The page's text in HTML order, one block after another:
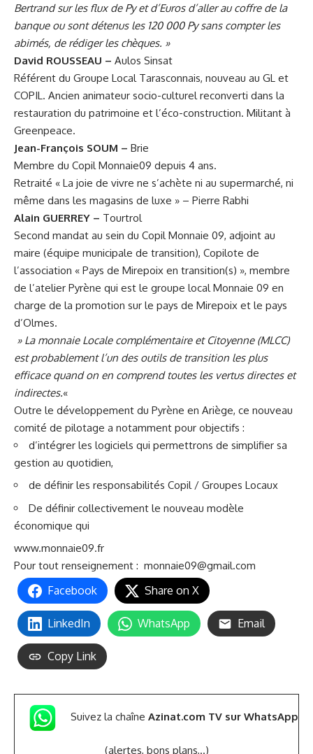
Bertrand sur les flux de Py et d’Euros d’aller au coffre de la
banque ou sont détenus les 120 000 Py sans compter les
abimés, de rédiger les chèques. »
David ROUSSEAU – Aulos Sinsat
Référent du Groupe Local Tarasconnais, nouveau au GL et
COPIL. Ancien animateur socio-culturel reconverti dans la
restauration du patrimoine et l’éco-construction. Militant à
Greenpeace.
Jean-François SOUM – Brie
Membre du Copil Monnaie09 depuis 4 ans.
Retraité « La joie de vivre ne s’achète ni au supermarché, ni
même dans les magasins de luxe » – Pierre Rabhi
Alain GUERREY – Tourtrol
Second mandat au sein du Copil Monnaie 09, adjoint au
maire (équipe municipale de transition), Copilote de
l’association « Pays de Mirepoix en transition(s) », membre
de l’atelier Pyrène qui est le groupe local Monnaie 09 en
charge de la promotion sur le pays de Mirepoix et le pays
d’Olmes.
» La monnaie Locale complémentaire et Citoyenne (MLCC)
est probablement l’un des outils de transition les plus
efficace quand on en comprend toutes les vertus directes et
indirectes.«
Outre le développement du Pyrène en Ariège, ce nouveau
comité de pilotage a notamment pour objectifs :
d’intégrer les logiciels qui permettrons de simplifier sa
gestion au quotidien,
de définir les responsabilités Copil / Groupes Locaux
De définir collectivement le nouveau modèle
économique qui
www.monnaie09.fr
Pour tout renseignement : monnaie09@gmail.com
Facebook Share on X
LinkedIn WhatsApp Email
Copy Link
Suivez la chaîne Azinat.com TV sur WhatsApp
(alertes, bons plans,..)